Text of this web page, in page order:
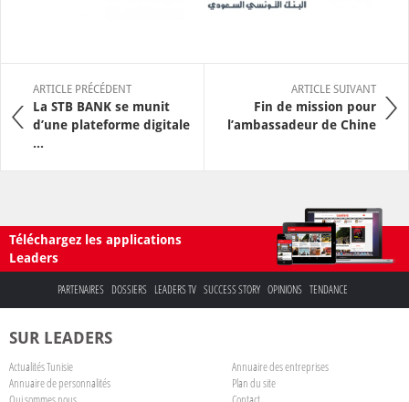
ARTICLE PRÉCÉDENT
La STB BANK se munit
d’une plateforme digitale
...
ARTICLE SUIVANT
Fin de mission pour
l’ambassadeur de Chine
Téléchargez les applications
Leaders
PARTENAIRES DOSSIERS LEADERS TV SUCCESS STORY OPINIONS TENDANCE
SUR LEADERS
Actualités Tunisie
Annuaire des entreprises
Annuaire de personnalités
Plan du site